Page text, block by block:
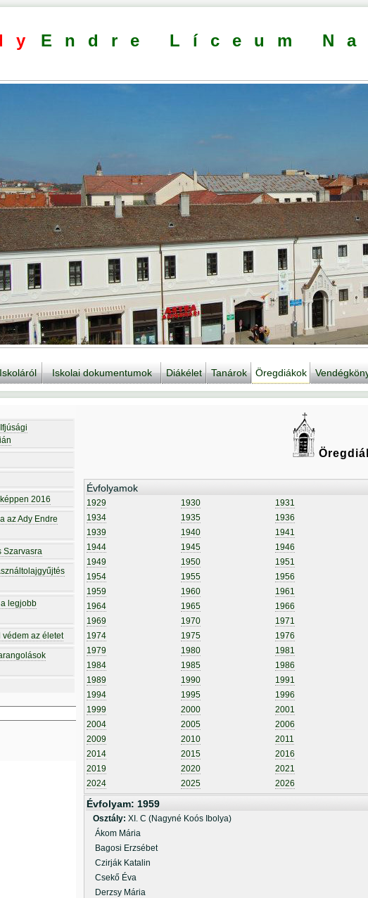
Endre Líceum
Iskoláról Iskolai dokumentumok Diákélet Tanárok Öregdiákok
2016
az Ady Endre
Szarvasra
legjobb
védem az életet
Évfolyamok
1929 1930 1931
1934
1935 1936
1939
1940 1941
1944
1945 1946
1949
1950 1951
1954
1955 1956
1959
1960 1961
1964
1965 1966
1969
1970 1971
1974
1975 1976
1979
1980 1981
1984
1985 1986
1989
1990 1991
1994
1995 1996
1999
2000 2001
2004
2005 2006
2009
2010 2011
2014
2015 2016
2019
2020 2021
2024
2025 2026
Évfolyam: 1959
Osztály: XI. C (Nagyné Koós Ibolya)
Ákom Mária
Bagosi Erzsébet
Czirják Katalin
Csekő Éva
Derzsy Mária